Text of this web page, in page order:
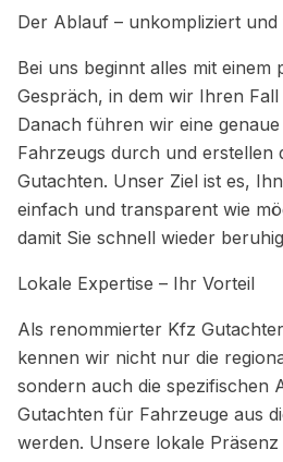
Der Ablauf – unkompliziert
Bei uns beginnt alles mit einem
Gespräch, in dem wir Ihren
Danach führen wir eine
Fahrzeugs durch und erstellen
Gutachten. Unser Ziel ist es,
einfach und transparent wie
damit Sie schnell wieder
Lokale Expertise – Ihr Vorteil
Als renommierter Kfz
kennen wir nicht nur die
sondern auch die spezifischen
Gutachten für Fahrzeuge aus
werden. Unsere lokale